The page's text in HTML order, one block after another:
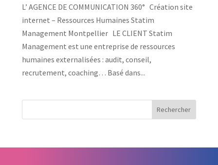
L’ AGENCE DE COMMUNICATION 360° Création site
internet – Ressources Humaines Statim
Management Montpellier LE CLIENT Statim
Management est une entreprise de ressources
humaines externalisées : audit, conseil,
recrutement, coaching… Basé dans...
Rechercher